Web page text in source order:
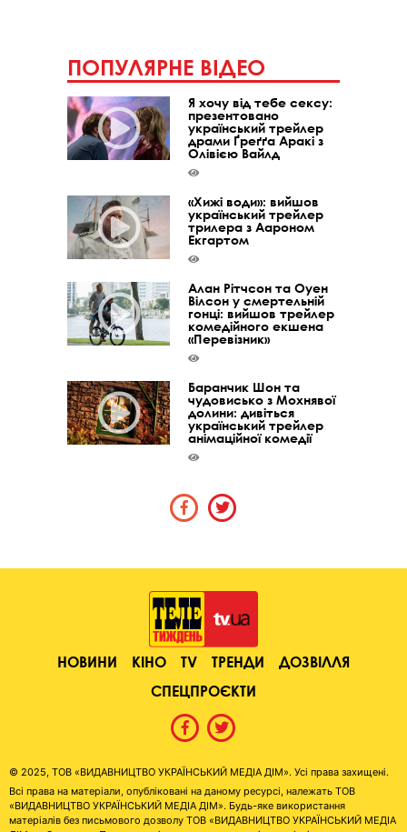
ПОПУЛЯРНЕ ВІДЕО
Я хочу від тебе сексу:
презентовано
український трейлер
драми Ґреґґа Аракі з
Олівією Вайлд
«Хижі води»: вийшов
український трейлер
трилера з Аароном
Екгартом
Алан Рітчсон та Оуен
Вілсон у смертельній
гонці: вийшов трейлер
комедійного екшена
«Перевізник»
Баранчик Шон та
чудовисько з Мохнявої
долини: дивіться
український трейлер
анімаційної комедії
НОВИНИ КІНО TV ТРЕНДИ
ДОЗВІЛЛЯ
СПЕЦПРОЄКТИ
© 2025, ТОВ «ВИДАВНИЦТВО УКРАЇНСЬКИЙ МЕДІА ДІМ». Усі права захищені.
Всі права на матеріали, опубліковані на даному ресурсі, належать ТОВ
«ВИДАВНИЦТВО УКРАЇНСЬКИЙ МЕДІА ДІМ». Будь-яке використання
матеріалів без письмового дозволу ТОВ «ВИДАВНИЦТВО УКРАЇНСЬКИЙ МЕДІА